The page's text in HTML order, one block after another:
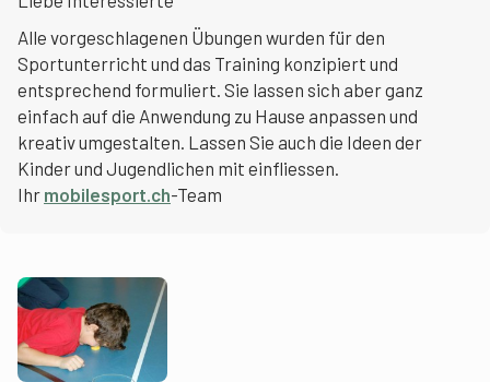
Alle vorgeschlagenen Übungen wurden für den
Sportunterricht und das Training konzipiert und
entsprechend formuliert. Sie lassen sich aber ganz
einfach auf die Anwendung zu Hause anpassen und
kreativ umgestalten. Lassen Sie auch die Ideen der
Kinder und Jugendlichen mit einfliessen.
Ihr mobilesport.ch-Team